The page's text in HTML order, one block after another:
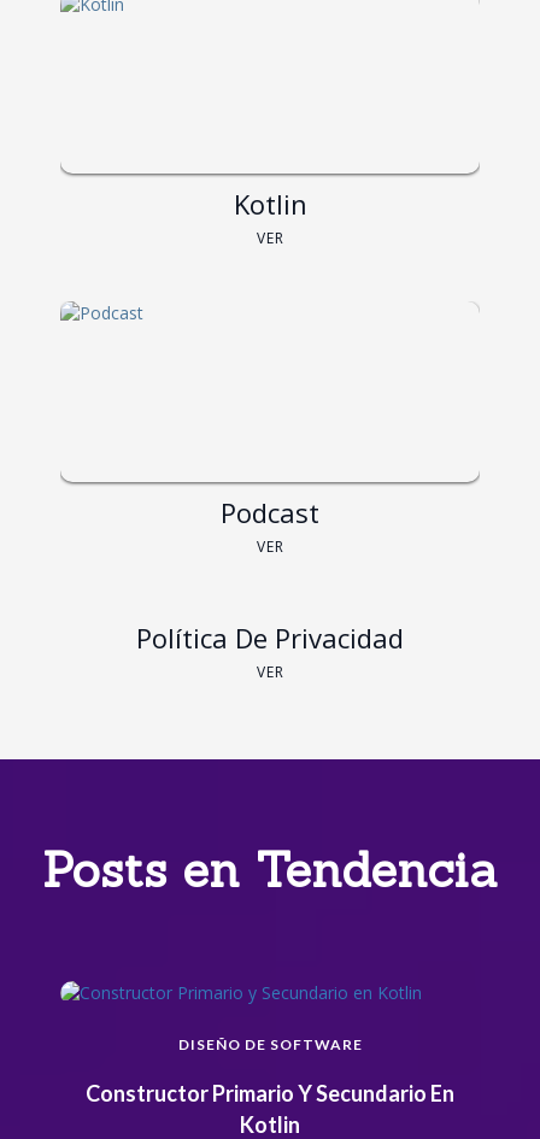
Kotlin
VER
Podcast
VER
Política De Privacidad
VER
Posts en Tendencia
DISEÑO DE SOFTWARE
Constructor Primario Y Secundario En
Kotlin